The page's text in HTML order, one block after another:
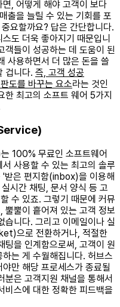
, 어떻게 해야 고객이 보다
출을 늘릴 수 있는 기회를 포
요할까요? 답은 간단합니다.
도 더욱 좋아지기 때문입니
객들이 성공하는 데 도움이 된
사용하면서 더 많은 돈을 쓸
겁니다. 즉, 고객 성공
도를 바꾸는 요소라는 것인
한 최고의 소프트 웨어 5가지
100% 무료인 소프트웨어
사용할 수 있는 최고의 솔루
'받은 편지함(inbox)을 이용해
시간 채팅, 문서 양식 등 고
수 있죠. 그렇기 때문에 커뮤
뿔뿔이 흩어져 있는 고객 정보
습니다. 그리고 이메일이나 실
으로 전환하거나, 적절한
팅을 인계함으로써, 고객이 원
는 게 수월해집니다. 허브스
만 해당 프로세스가 종료될
은 고객지원 채널을 통해서
비스에 대한 정확한 피드백을